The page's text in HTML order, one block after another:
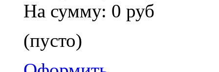
На сумму: 0 руб
(пусто)